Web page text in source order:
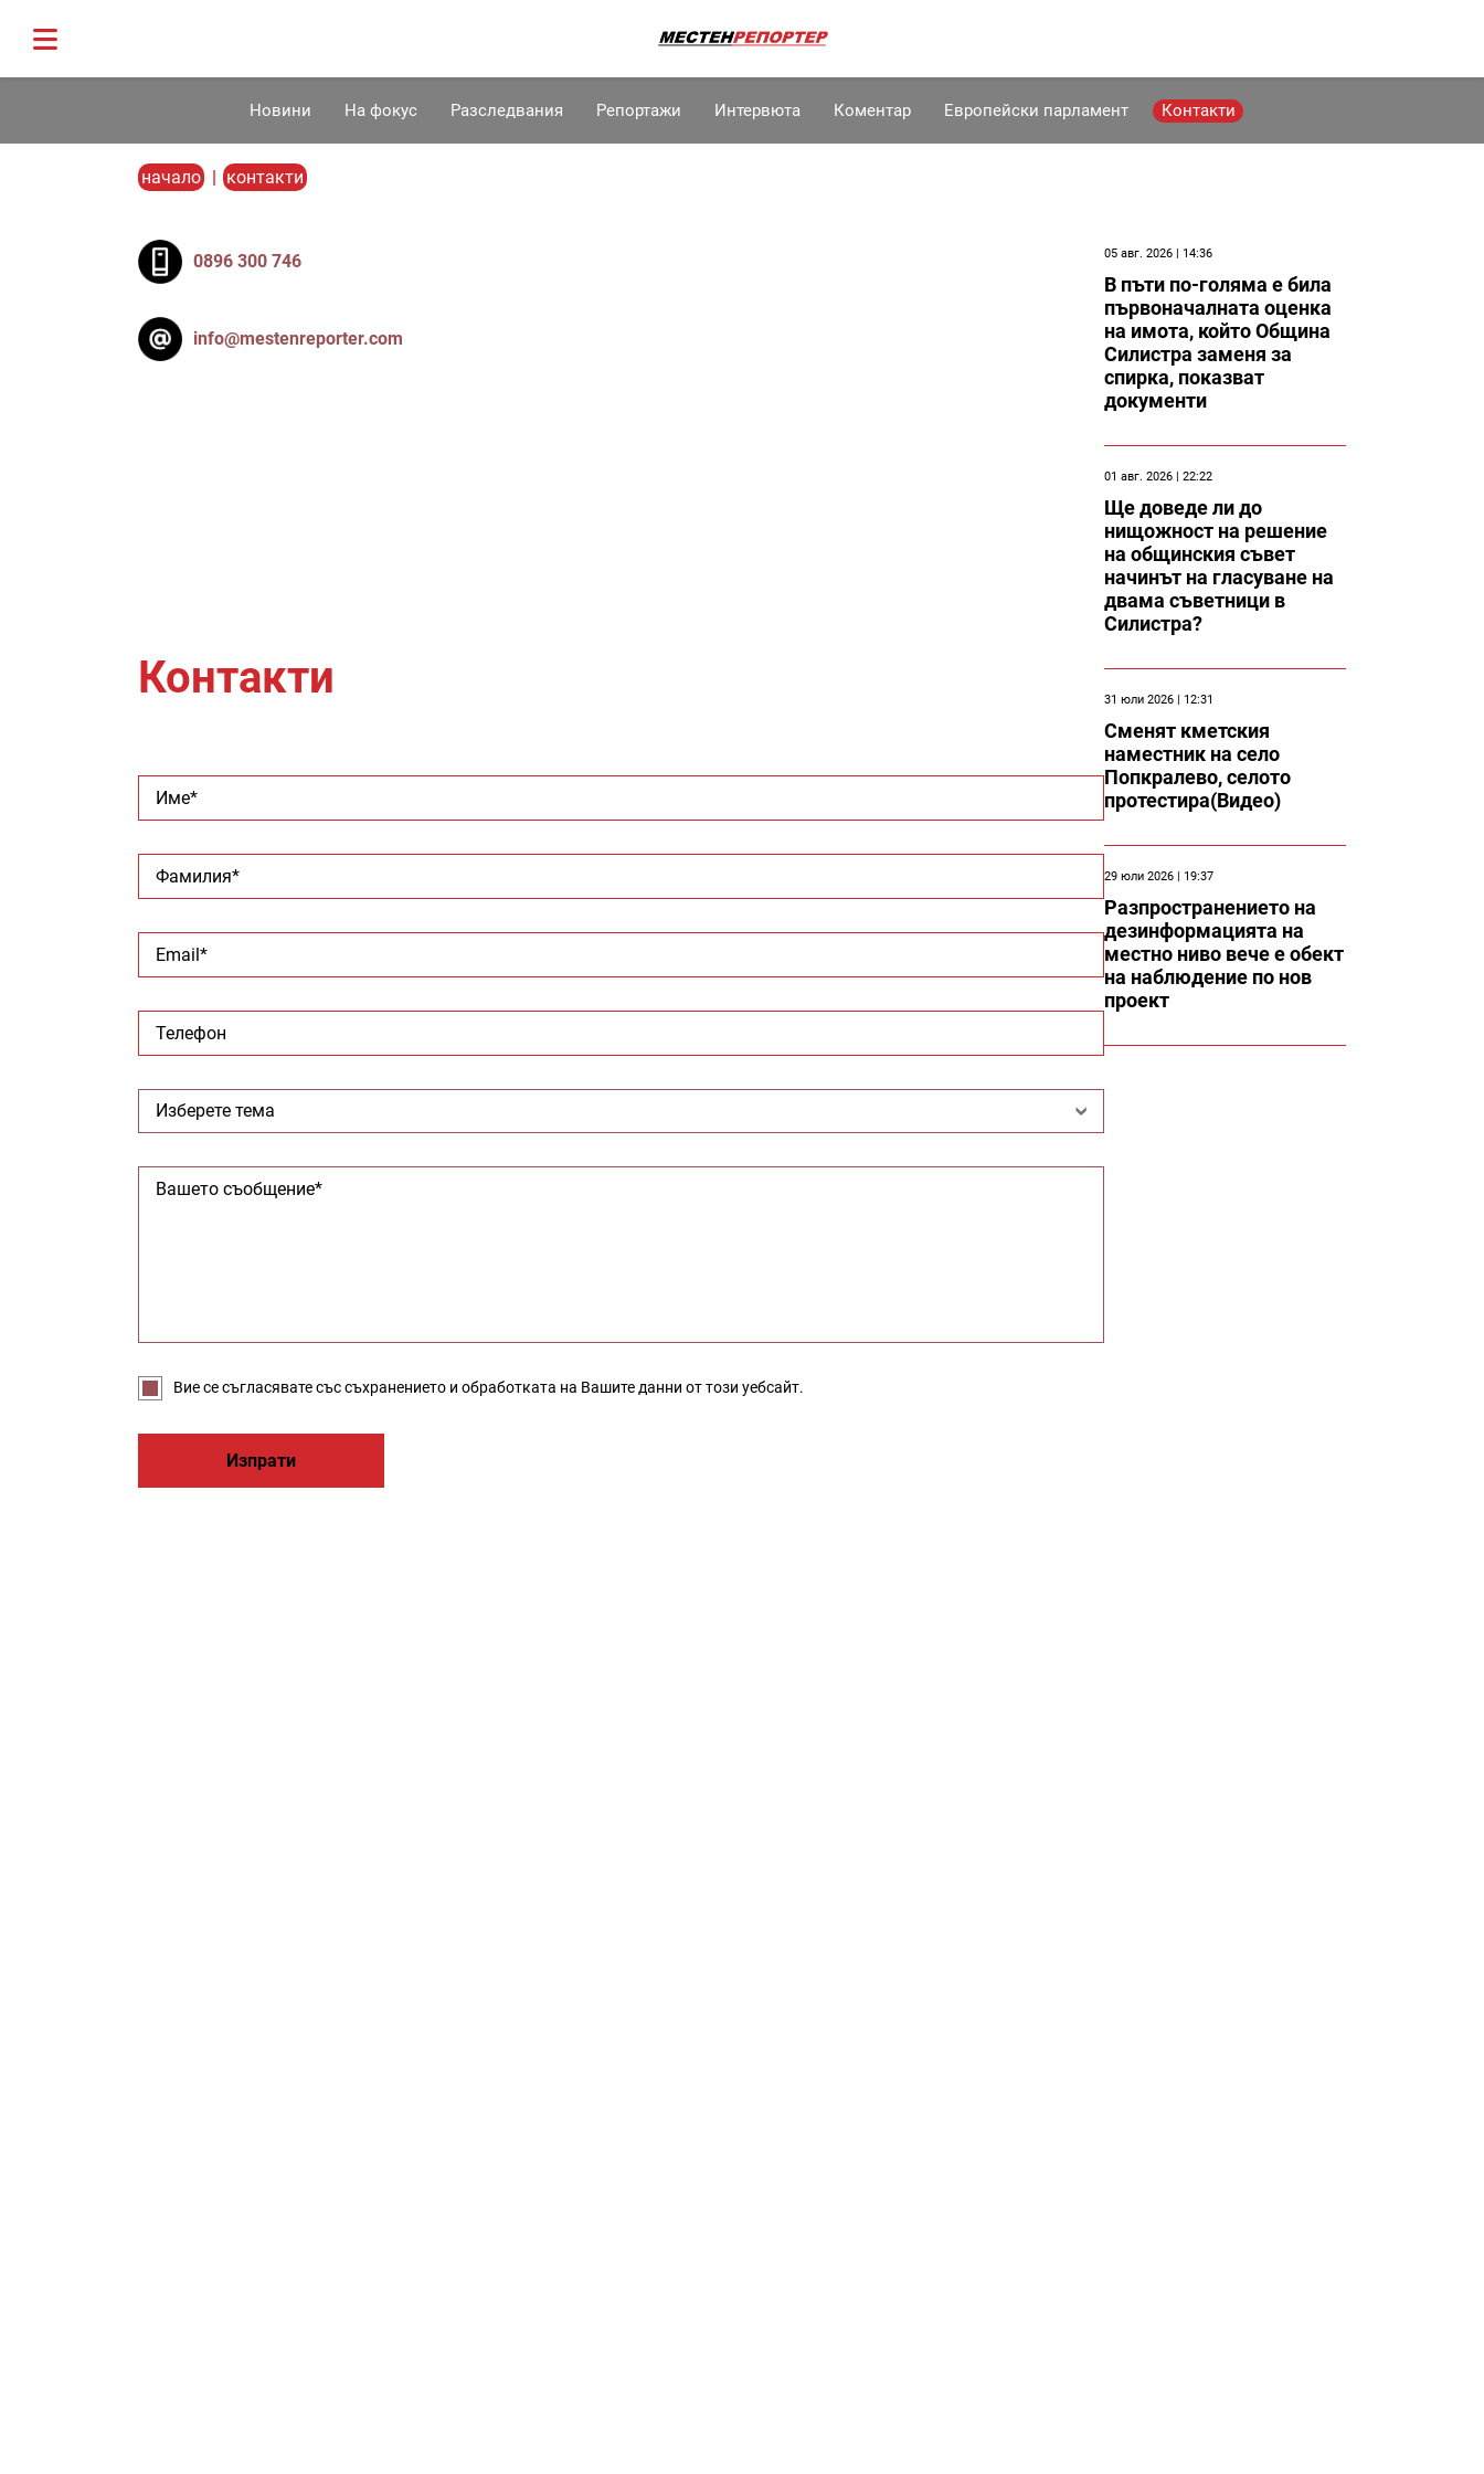
Новини На фокус Разследвания Репортажи Интервюта Коментар Европейски парламент Контакти
начало | контакти
0896 300 746
info@mestenreporter.com
Контакти
Вие се съгласявате със съхранението и обработката на Вашите данни от този уебсайт.
05 авг. 2026 | 14:36
В пъти по-голяма е била
първоначалната оценка
на имота, който Община
Силистра заменя за
спирка, показват
документи
01 авг. 2026 | 22:22
Ще доведе ли до
нищожност на решение
на общинския съвет
начинът на гласуване на
двама съветници в
Силистра?
31 юли 2026 | 12:31
Сменят кметския
наместник на село
Попкралево, селото
протестира(Видео)
29 юли 2026 | 19:37
Разпространението на
дезинформацията на
местно ниво вече е обект
на наблюдение по нов
проект